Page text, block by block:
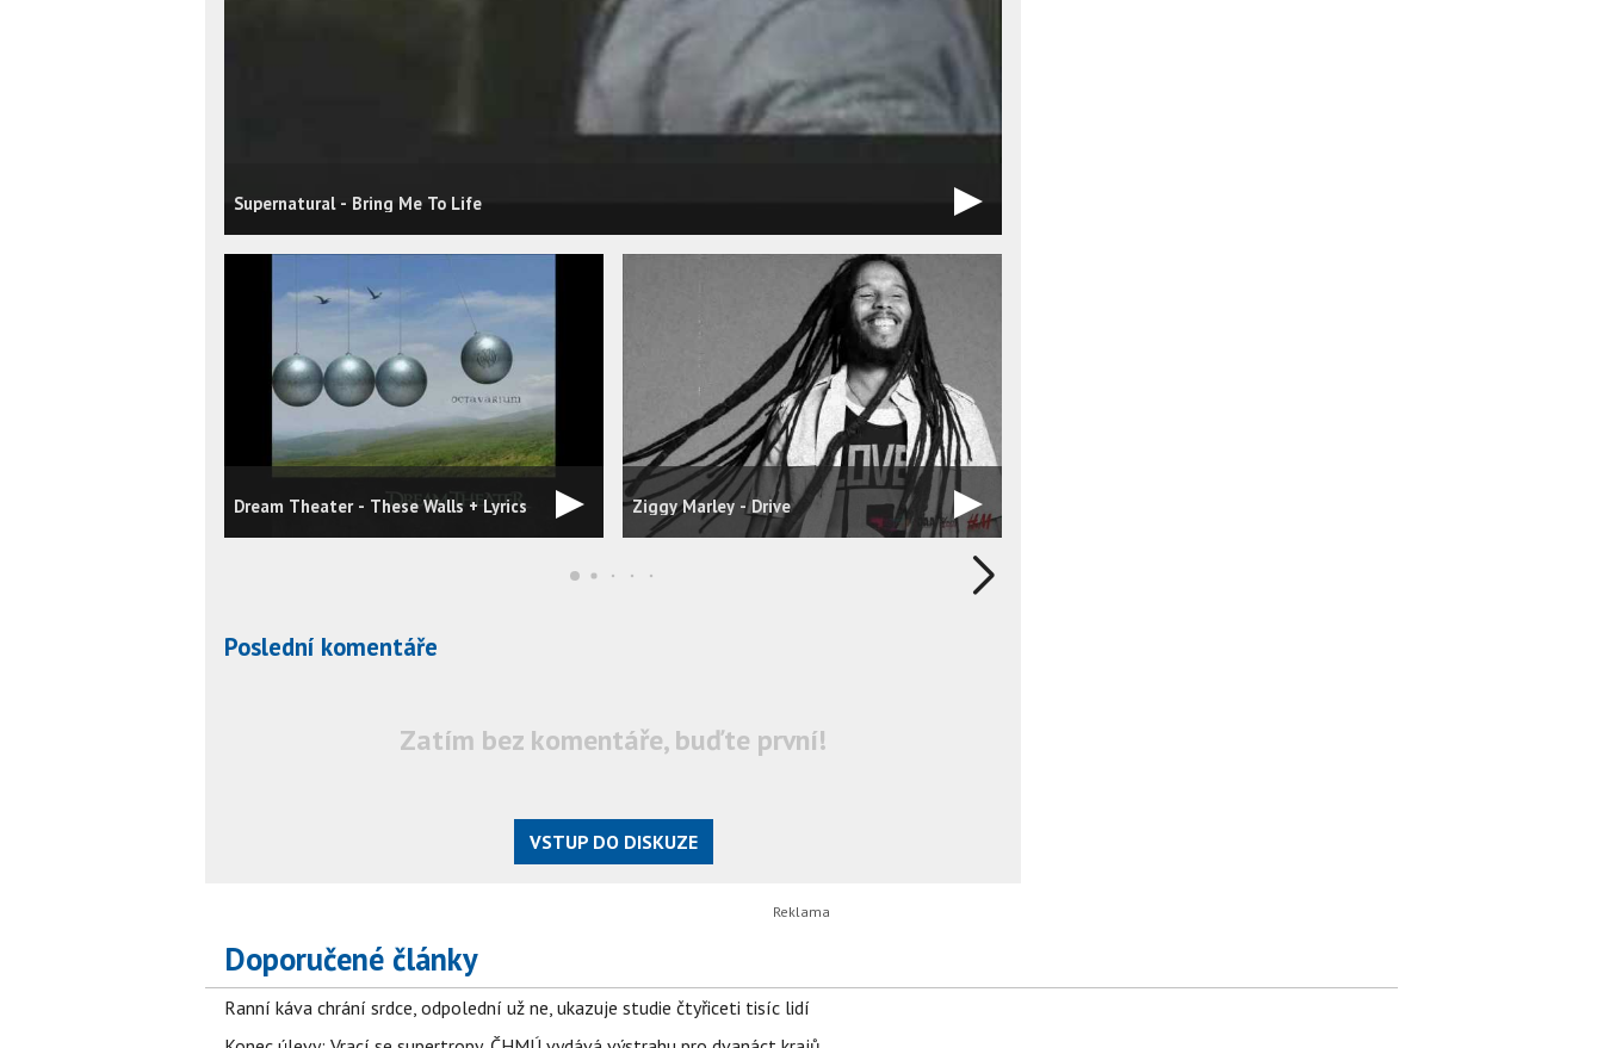
Supernatural - Bring Me To Life
Dream Theater - These Walls + Lyrics Ziggy Marley - Drive
Poslední komentáře
Zatím bez komentáře, buďte první!
VSTUP DO DISKUZE
Doporučené články
Ranní káva chrání srdce, odpolední už ne, ukazuje studie čtyřiceti tisíc lidí